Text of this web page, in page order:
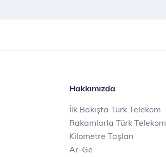
Hakkımızda
İlk Bakışta Türk Telekom
Rakamlarla Türk Telekom
Kilometre Taşları
Ar-Ge